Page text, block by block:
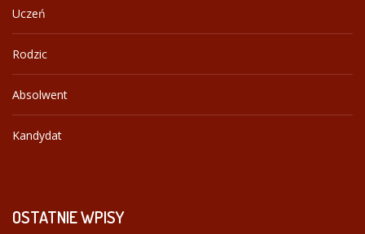
Uczeń
Rodzic
Absolwent
Kandydat
OSTATNIEWPISY